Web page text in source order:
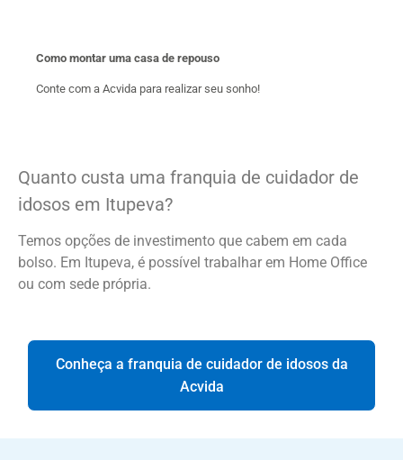
Como montar uma casa de repouso
Conte com a Acvida para realizar seu sonho!
Quanto custa uma franquia de cuidador de
idosos em Itupeva?
Temos opções de investimento que cabem em cada
bolso. Em Itupeva, é possível trabalhar em Home Office
ou com sede própria.
Conheça a franquia de cuidador de idosos da
Acvida